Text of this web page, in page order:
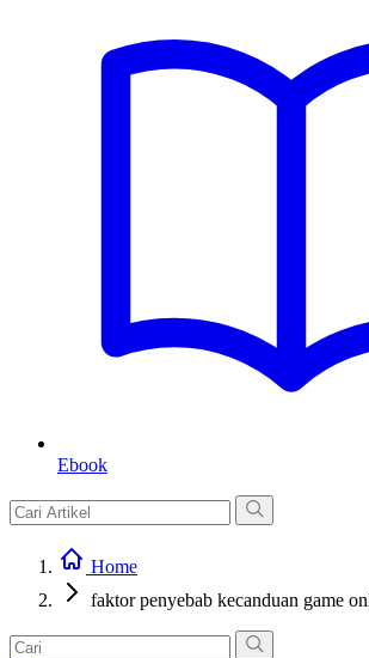
Ebook
Home
faktor penyebab kecanduan game